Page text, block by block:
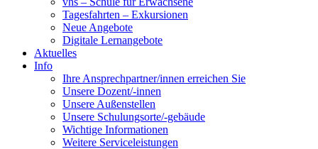
Tagesfahrten – Exkursionen
Neue Angebote
Digitale Lernangebote
Aktuelles
Info
Ihre Ansprechpartner/innen erreichen Sie
Unsere Dozent/-innen
Unsere Außenstellen
Unsere Schulungsorte/-gebäude
Wichtige Informationen
Weitere Serviceleistungen